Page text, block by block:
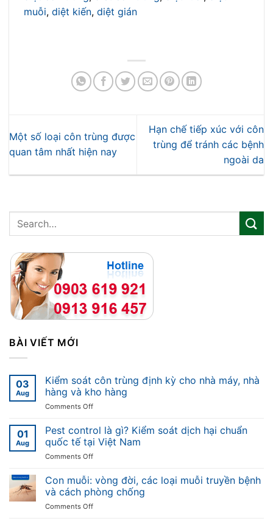
muỗi, diệt kiến, diệt gián
Một số loại côn trùng được
quan tâm nhất hiện nay
Hạn chế tiếp xúc với côn
trùng để tránh các bệnh
ngoài da
BÀI VIẾT MỚI
03
Aug
Kiểm soát côn trùng định kỳ cho nhà máy, nhà
hàng và kho hàng
Comments Offon
soát
côn
trùng
định
cho
nhà
máy,
01
Aug
Pest control là gì? Kiểm soát dịch hại chuẩn
quốc tế tại Việt Nam
Comments Offon
control
là
gì?
Kiểm
Con muỗi: vòng đời, các loại muỗi truyền bệnh
và cách phòng chống
Comments Offon